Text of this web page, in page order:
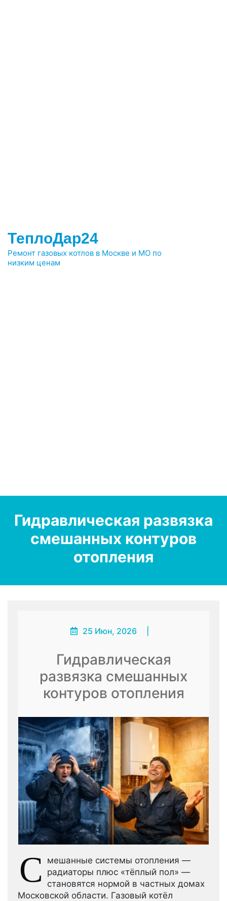
ТеплоДар24
Ремонт газовых котлов в Москве и МО по
низким ценам
Гидравлическая развязка
смешанных контуров
отопления
25 Июн, 2026
Гидравлическая
развязка смешанных
контуров отопления
С
мешанные системы отопления —
радиаторы плюс «тёплый пол» —
становятся нормой в частных домах
Московской области. Газовый котёл